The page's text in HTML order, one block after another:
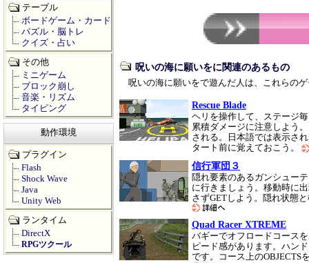
呪いの海に願いをに関連のあるもの
呪いの海に願いをで遊んだ人は、これらの
Rescue Blade
ヘリを操作して、ステージ
累積ダメージに注意しよう
される。日本語では表示さ
タート前に覚えておこう。
信行軍団３
隠れ要素のあるガンシュー
に行きましょう。移動時に
さずGETしよう。隠れ状態
Quad Racer XTREME
バギーでオフロードコース
ピード感があります。ハン
です。コース上のOBJECTS
テーブル
ボードゲーム・カード
パズル・脳トレ
クイズ・占い
その他
ミニゲーム
ブロック崩し
音楽・リズム
タイピング
動作環境
プラグイン
Flash
Shock Wave
Java
Unity Web
ランタイム
DirectX
RPGツクール